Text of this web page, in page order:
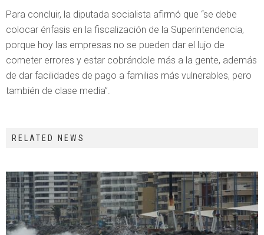
Para concluir, la diputada socialista afirmó que “se debe
colocar énfasis en la fiscalización de la Superintendencia,
porque hoy las empresas no se pueden dar el lujo de
cometer errores y estar cobrándole más a la gente, además
de dar facilidades de pago a familias más vulnerables, pero
también de clase media”.
RELATED NEWS